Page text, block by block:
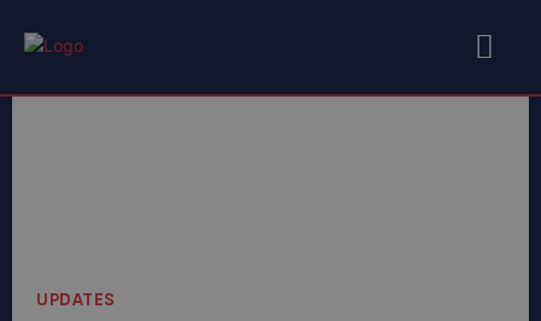
UPDATES